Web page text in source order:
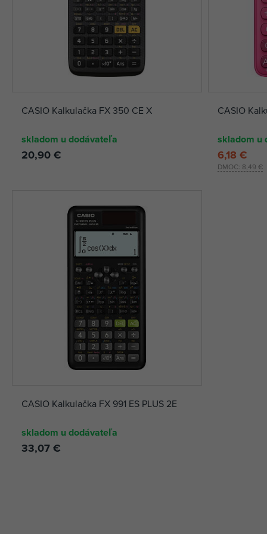
CASIO Kalkulačka FX 350 CE X
skladom u dodávateľa
20,90 €
CASIO
skladom u
DMOC: 8,49 €
6,18 €
CASIO Kalkulačka FX 991 ES PLUS 2E
skladom u dodávateľa
33,07 €